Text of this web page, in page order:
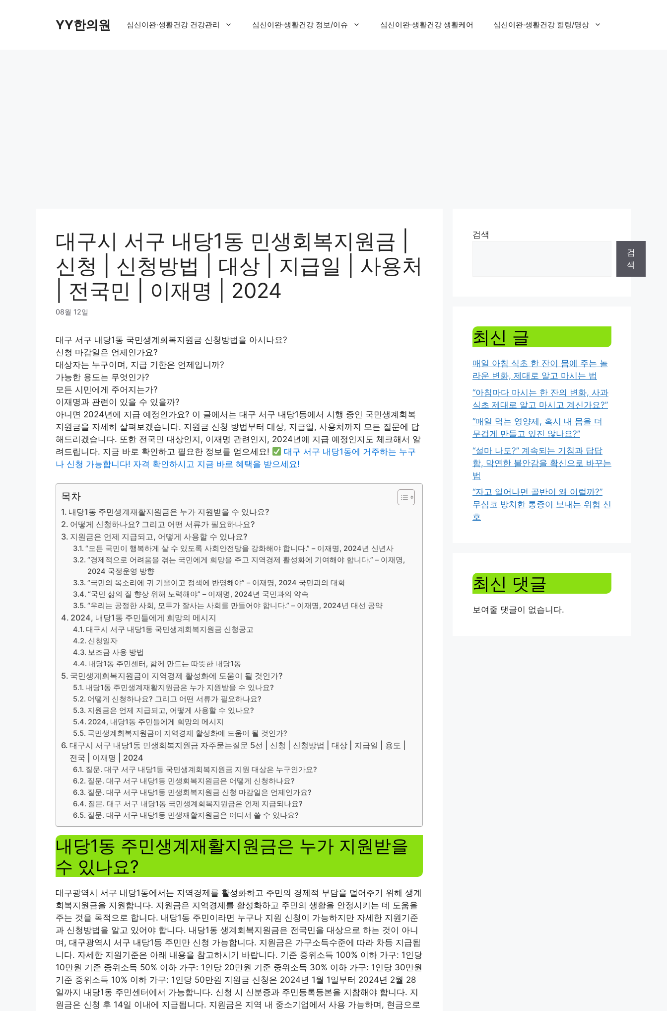
YY한의원 심신이완·생활건강 건강관리 심신이완·생활건강 정보/이슈 심신이완·생활건강 생활케어 심신이완·생활건강 힐링/명상
대구시 서구 내당1동 민생회복지원금 |
신청 | 신청방법 | 대상 | 지급일 | 사용처
| 전국민 | 이재명 | 2024
08월 12일
대구 서구 내당1동 국민생계회복지원금 신청방법을 아시나요?
신청 마감일은 언제인가요?
대상자는 누구이며, 지급 기한은 언제입니까?
가능한 용도는 무엇인가?
모든 시민에게 주어지는가?
이재명과 관련이 있을 수 있을까?
아니면 2024년에 지급 예정인가요? 이 글에서는 대구 서구 내당1동에서 시행 중인 국민생계회복
지원금을 자세히 살펴보겠습니다. 지원금 신청 방법부터 대상, 지급일, 사용처까지 모든 질문에 답
해드리겠습니다. 또한 전국민 대상인지, 이재명 관련인지, 2024년에 지급 예정인지도 체크해서 알
려드립니다. 지금 바로 확인하고 필요한 정보를 얻으세요!
대구 서구 내당1동에 거주하는 누구
나 신청 가능합니다! 자격 확인하시고 지금 바로 혜택을 받으세요!
목차
내당1동 주민생계재활지원금은 누가 지원받을 수 있나요?
어떻게 신청하나요? 그리고 어떤 서류가 필요하나요?
지원금은 언제 지급되고, 어떻게 사용할 수 있나요?
“모든 국민이 행복하게 살 수 있도록 사회안전망을 강화해야 합니다.” – 이재명, 2024년 신년사
“경제적으로 어려움을 겪는 국민에게 희망을 주고 지역경제 활성화에 기여해야 합니다.” – 이재명,
2024 국정운영 방향
“국민의 목소리에 귀 기울이고 정책에 반영해야” – 이재명, 2024 국민과의 대화
“국민 삶의 질 향상 위해 노력해야” – 이재명, 2024년 국민과의 약속
“우리는 공정한 사회, 모두가 잘사는 사회를 만들어야 합니다.” – 이재명, 2024년 대선 공약
2024, 내당1동 주민들에게 희망의 메시지
대구시 서구 내당1동 국민생계회복지원금 신청공고
신청일자
보조금 사용 방법
내당1동 주민센터, 함께 만드는 따뜻한 내당1동
국민생계회복지원금이 지역경제 활성화에 도움이 될 것인가?
내당1동 주민생계재활지원금은 누가 지원받을 수 있나요?
어떻게 신청하나요? 그리고 어떤 서류가 필요하나요?
지원금은 언제 지급되고, 어떻게 사용할 수 있나요?
2024, 내당1동 주민들에게 희망의 메시지
국민생계회복지원금이 지역경제 활성화에 도움이 될 것인가?
대구시 서구 내당1동 민생회복지원금 자주묻는질문 5선 | 신청 | 신청방법 | 대상 | 지급일 | 용도 |
전국 | 이재명 | 2024
질문. 대구 서구 내당1동 국민생계회복지원금 지원 대상은 누구인가요?
질문. 대구 서구 내당1동 민생회복지원금은 어떻게 신청하나요?
질문. 대구 서구 내당1동 민생회복지원금 신청 마감일은 언제인가요?
질문. 대구 서구 내당1동 국민생계회복지원금은 언제 지급되나요?
질문. 대구 서구 내당1동 민생재활지원금은 어디서 쓸 수 있나요?
내당1동 주민생계재활지원금은 누가 지원받을
수 있나요?
대구광역시 서구 내당1동에서는 지역경제를 활성화하고 주민의 경제적 부담을 덜어주기 위해 생계
회복지원금을 지원합니다. 지원금은 지역경제를 활성화하고 주민의 생활을 안정시키는 데 도움을
주는 것을 목적으로 합니다. 내당1동 주민이라면 누구나 지원 신청이 가능하지만 자세한 지원기준
과 신청방법을 알고 있어야 합니다. 내당1동 생계회복지원금은 전국민을 대상으로 하는 것이 아니
며, 대구광역시 서구 내당1동 주민만 신청 가능합니다. 지원금은 가구소득수준에 따라 차등 지급됩
니다. 자세한 지원기준은 아래 내용을 참고하시기 바랍니다. 기준 중위소득 100% 이하 가구: 1인당
10만원 기준 중위소득 50% 이하 가구: 1인당 20만원 기준 중위소득 30% 이하 가구: 1인당 30만원
기준 중위소득 10% 이하 가구: 1인당 50만원 지원금 신청은 2024년 1월 1일부터 2024년 2월 28
일까지 내당1동 주민센터에서 가능합니다. 신청 시 신분증과 주민등록등본을 지참해야 합니다. 지
원금은 신청 후 14일 이내에 지급됩니다. 지원금은 지역 내 중소기업에서 사용 가능하며, 현금으로
검색
검
색
최신 글
매일 아침 식초 한 잔이 몸에 주는 놀
라운 변화, 제대로 알고 마시는 법
“아침마다 마시는 한 잔의 변화, 사과
식초 제대로 알고 마시고 계신가요?”
“매일 먹는 영양제, 혹시 내 몸을 더
무겁게 만들고 있진 않나요?”
“설마 나도?” 계속되는 기침과 답답
함, 막연한 불안감을 확신으로 바꾸는
법
“자고 일어나면 골반이 왜 이럴까?”
무심코 방치한 통증이 보내는 위험 신
호
최신 댓글
보여줄 댓글이 없습니다.